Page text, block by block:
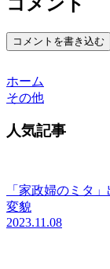
コメントを書き込む
ホーム
その他
人気記事
「家政婦のミタ
変貌
2023.11.08